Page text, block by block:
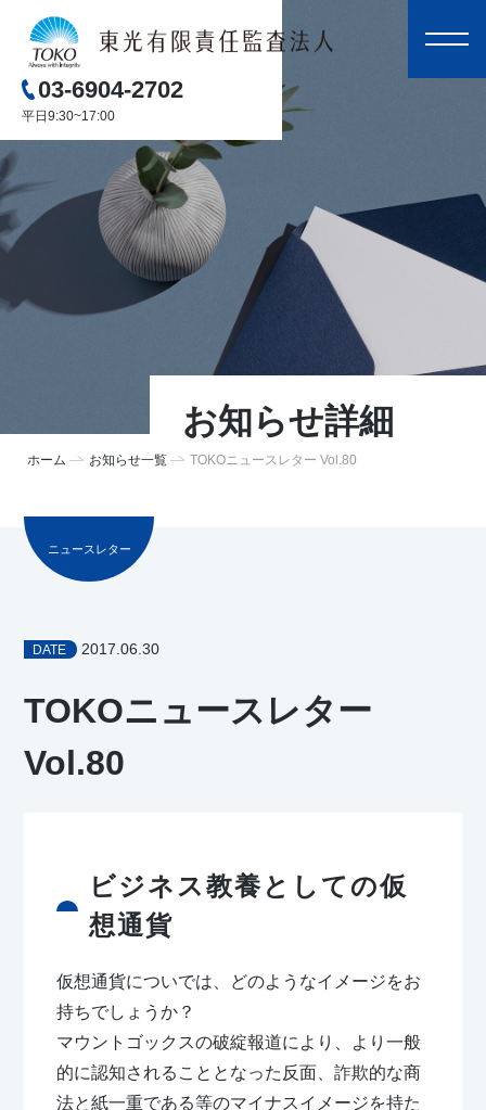
03-6904-2702
平日9:30~17:00
お知らせ詳細
ホーム お知らせ一覧 TOKOニュースレター Vol.80
ニュースレター
DATE 2017.06.30
TOKOニュースレター
Vol.80
ビジネス教養としての仮
想通貨
仮想通貨についでは、どのようなイメージをお
持ちでしょうか？
マウントゴックスの破綻報道により、より一般
的に認知されることとなった反面、詐欺的な商
法と紙一重である等のマイナスイメージを持た